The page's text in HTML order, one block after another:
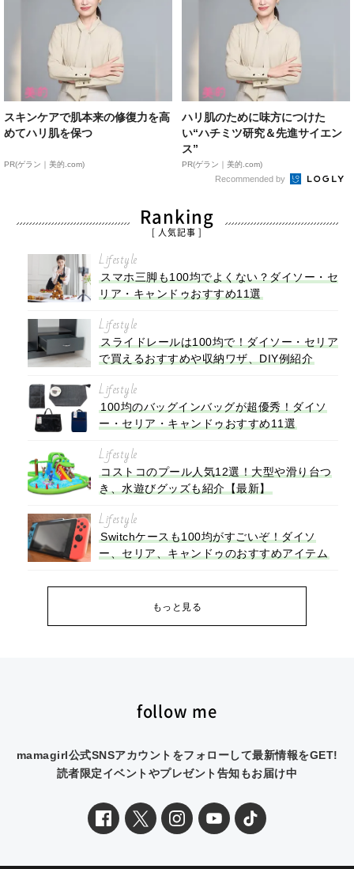
スキンケアで肌本来の修復力を高
めてハリ肌を保つ
PR(ゲラン｜美的.com)
ハリ肌のために味方につけた
い“ハチミツ研究＆先進サイエン
ス”
PR(ゲラン｜美的.com)
Recommended by
Ranking
[ 人気記事 ]
Lifestyle
スマホ三脚も100均でよくない？ダイソー・セ
リア・キャンドゥおすすめ11選
Lifestyle
スライドレールは100均で！ダイソー・セリア
で買えるおすすめや収納ワザ、DIY例紹介
Lifestyle
100均のバッグインバッグが超優秀！ダイソ
ー・セリア・キャンドゥおすすめ11選
Lifestyle
コストコのプール人気12選！大型や滑り台つ
き、水遊びグッズも紹介【最新】
Lifestyle
Switchケースも100均がすごいぞ！ダイソ
ー、セリア、キャンドゥのおすすめアイテム
もっと見る
follow me
mamagirl公式SNSアカウントをフォローして最新情報をGET!
読者限定イベントやプレゼント告知もお届け中